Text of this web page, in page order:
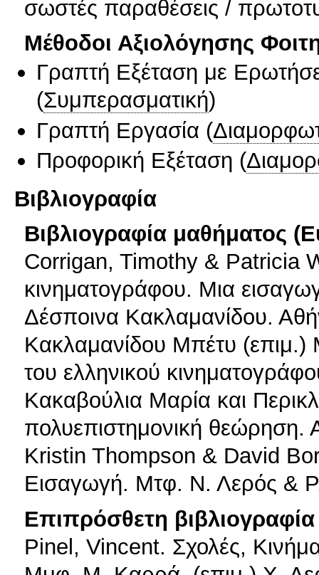
σωστές παραθέσεις /
Μέθοδοι Αξιολόγησης
Γραπτή Εξέταση με
(Συμπερασματική)
Γραπτή Εργασία (
Προφορική Εξέταση (
Βιβλιογραφία
Βιβλιογραφία μαθήματος
Corrigan, Timothy & Patricia
κινηματογράφου. Μια
Δέσποινα Κακλαμανίδου.
Κακλαμανίδου Μπέτυ
του ελληνικού
Κακαβούλια Μαρία και
πολυεπιστημονική
Kristin Thompson & David
Εισαγωγή. Μτφ. Ν. Λερός &
Επιπρόσθετη βιβλιογραφία
Pinel, Vincent. Σχολές,